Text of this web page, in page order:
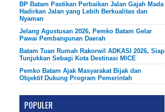
BP Batam Pastikan Perbaikan Jalan Gajah Mada
Hadirkan Jalan yang Lebih Berkualitas dan
Nyaman
Jelang Agustusan 2026, Pemko Batam Gelar
Pawai Pembangunan Daerah
Batam Tuan Rumah Rakorwil ADKASI 2026, Siap
Tunjukkan Sebagi Kota Destinasi MICE
Pemko Batam Ajak Masyarakat Bijak dan
Objektif Dukung Program Pemerintah
POPULER